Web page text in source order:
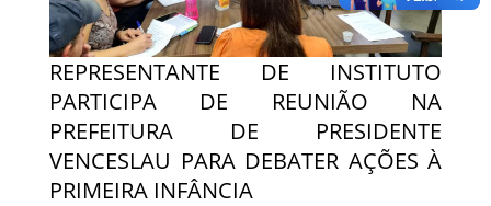
REPRESENTANTE DE INSTITUTO
PARTICIPA DE REUNIÃO NA
PREFEITURA DE PRESIDENTE
VENCESLAU PARA DEBATER AÇÕES À
PRIMEIRA INFÂNCIA